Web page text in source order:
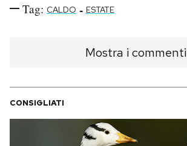
Tag: CALDO - ESTATE
Mostra i commenti
CONSIGLIATI